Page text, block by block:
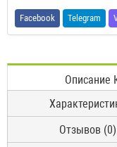
Facebook Telegram
Описание
Отзывов (0)